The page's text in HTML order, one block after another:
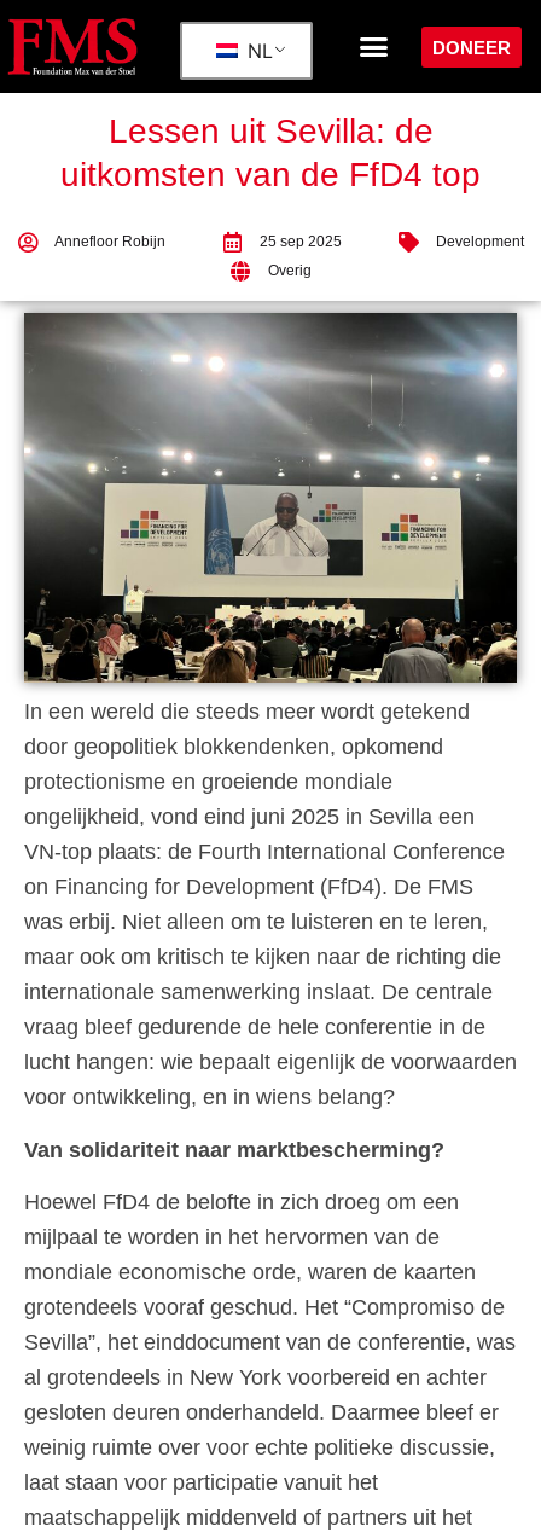
NL DONEER
Lessen uit Sevilla: de
uitkomsten van de FfD4 top
Annefloor Robijn 25 sep 2025
Development
Overig
In een wereld die steeds meer wordt getekend
door geopolitiek blokkendenken, opkomend
protectionisme en groeiende mondiale
ongelijkheid, vond eind juni 2025 in Sevilla een
VN-top plaats: de Fourth International Conference
on Financing for Development (FfD4). De FMS
was erbij. Niet alleen om te luisteren en te leren,
maar ook om kritisch te kijken naar de richting die
internationale samenwerking inslaat. De centrale
vraag bleef gedurende de hele conferentie in de
lucht hangen: wie bepaalt eigenlijk de voorwaarden
voor ontwikkeling, en in wiens belang?
Van solidariteit naar marktbescherming?
Hoewel FfD4 de belofte in zich droeg om een
mijlpaal te worden in het hervormen van de
mondiale economische orde, waren de kaarten
grotendeels vooraf geschud. Het “Compromiso de
Sevilla”, het einddocument van de conferentie, was
al grotendeels in New York voorbereid en achter
gesloten deuren onderhandeld. Daarmee bleef er
weinig ruimte over voor echte politieke discussie,
laat staan voor participatie vanuit het
maatschappelijk middenveld of partners uit het